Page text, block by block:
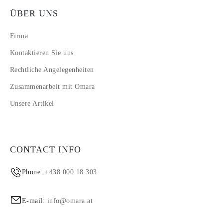
ÜBER UNS
Firma
Kontaktieren Sie uns
Rechtliche Angelegenheiten
Zusammenarbeit mit Omara
Unsere Artikel
CONTACT INFO
Phone:+438 000 18 303
E-mail: info@omara.at